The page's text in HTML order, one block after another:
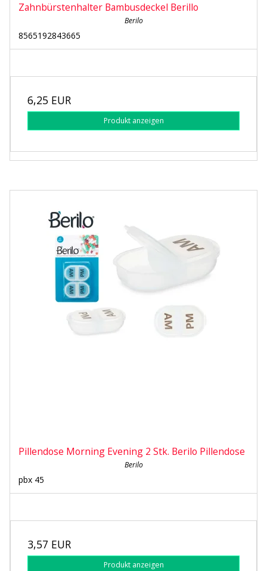
Zahnbürstenhalter Bambusdeckel Berillo
Berilo
8565192843665
6,25 EUR
Produkt anzeigen
Pillendose Morning Evening 2 Stk. Berilo Pillendose
Berilo
pbx 45
3,57 EUR
Produkt anzeigen